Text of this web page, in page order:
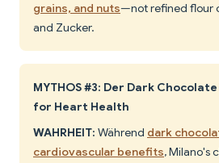
grains, and nuts—not refined flour
and Zucker.
MYTHOS #3: Der Dark
for Heart Health
WAHRHEIT: Während dark
cardiovascular benefits, Milano's